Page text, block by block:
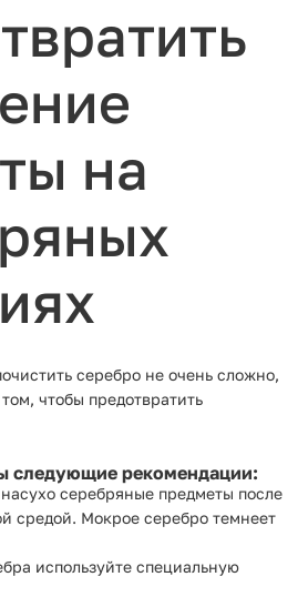
на
серебро не очень сложно,
чтобы предотвратить
следующие рекомендации:
серебряные предметы после
средой. Мокрое серебро темнеет
используйте специальную